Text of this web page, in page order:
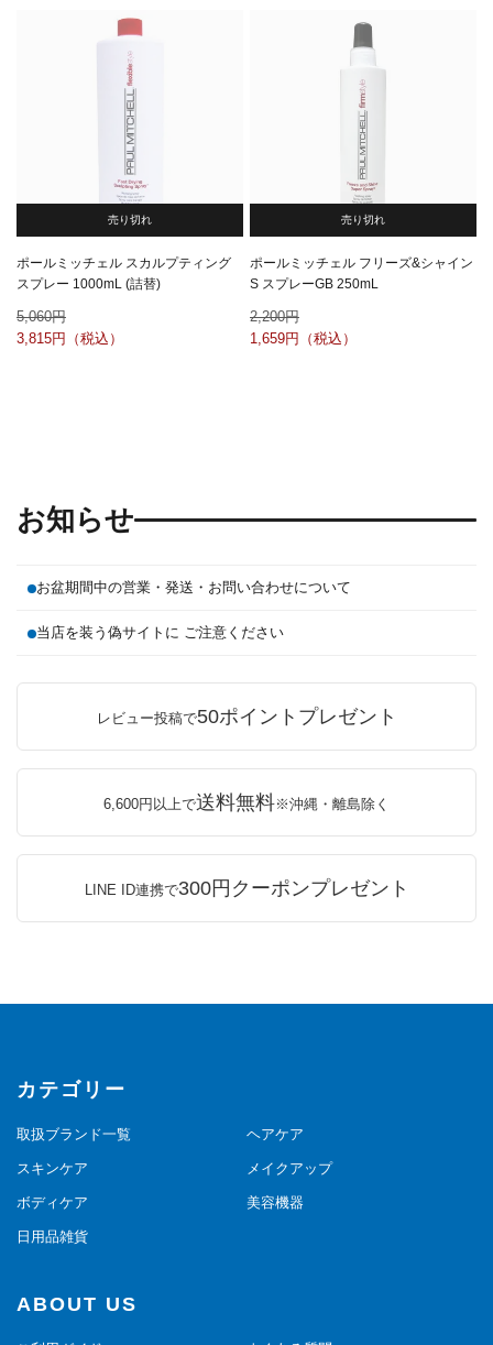
売り切れ
ポールミッチェル スカルプティング
スプレー 1000mL (詰替)
5,060
3,815
売り切れ
ポールミッチェル フリーズ&シャイン
S スプレーGB 250mL
2,200
1,659
お知らせ
お盆期間中の営業・発送・お問い合わせについて
当店を装う偽サイトに ご注意ください
レビュー投稿で50ポイントプレゼント
6,600円以上で送料無料※沖縄・離島除く
LINE ID連携で300円クーポンプレゼント
カテゴリー
取扱ブランド一覧 ヘアケア
スキンケア メイクアップ
ボディケア 美容機器
日用品雑貨
ABOUT US